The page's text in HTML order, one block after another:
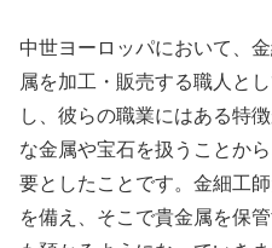
中世ヨーロッパにおいて、
属を加工・販売する職人と
し、彼らの職業にはある特
な金属や宝石を扱うことか
要としたことです。金細工
を備え、そこで貴金属を保